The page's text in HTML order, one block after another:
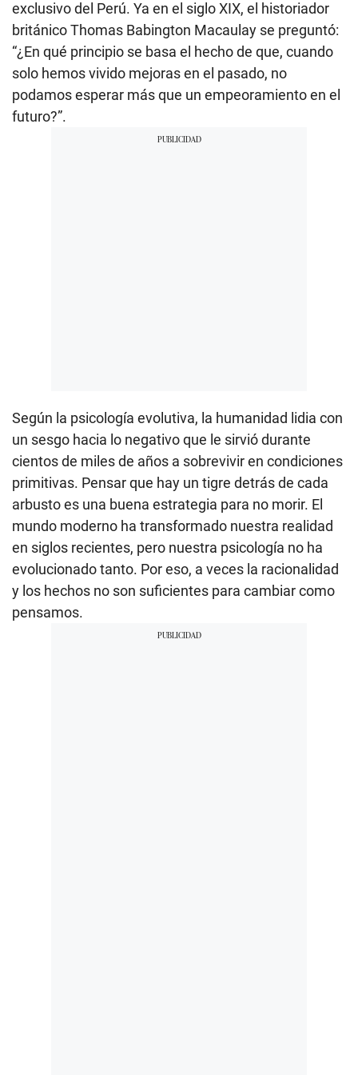
exclusivo del Perú. Ya en el siglo XIX, el historiador
británico Thomas Babington Macaulay se preguntó:
“¿En qué principio se basa el hecho de que, cuando
solo hemos vivido mejoras en el pasado, no
podamos esperar más que un empeoramiento en el
futuro?”.
Según la psicología evolutiva, la humanidad lidia con
un sesgo hacia lo negativo que le sirvió durante
cientos de miles de años a sobrevivir en condiciones
primitivas. Pensar que hay un tigre detrás de cada
arbusto es una buena estrategia para no morir. El
mundo moderno ha transformado nuestra realidad
en siglos recientes, pero nuestra psicología no ha
evolucionado tanto. Por eso, a veces la racionalidad
y los hechos no son suficientes para cambiar como
pensamos.